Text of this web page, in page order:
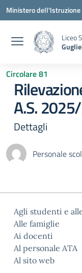
Vai ai contenuti
Vai al menu di
Vai al footer
Ministero
Liceo
Circolare 81
A.S.
Dettagli
Personale
Agli studenti e
Alle famiglie
Ai docenti
Al personale ATA
Al sito web